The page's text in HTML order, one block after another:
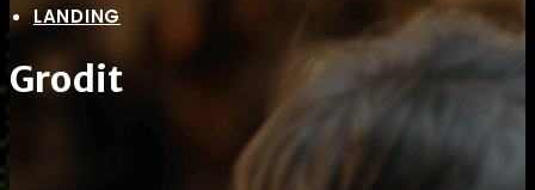
LANDING
Grodit